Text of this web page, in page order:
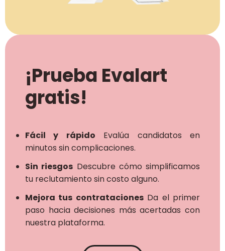
¡Prueba Evalart
gratis!
Fácil y rápido Evalúa candidatos en
minutos sin complicaciones.
Sin riesgos Descubre cómo simplificamos
tu reclutamiento sin costo alguno.
Mejora tus contratacionesDa el primer
paso hacia decisiones más acertadas con
nuestra plataforma.